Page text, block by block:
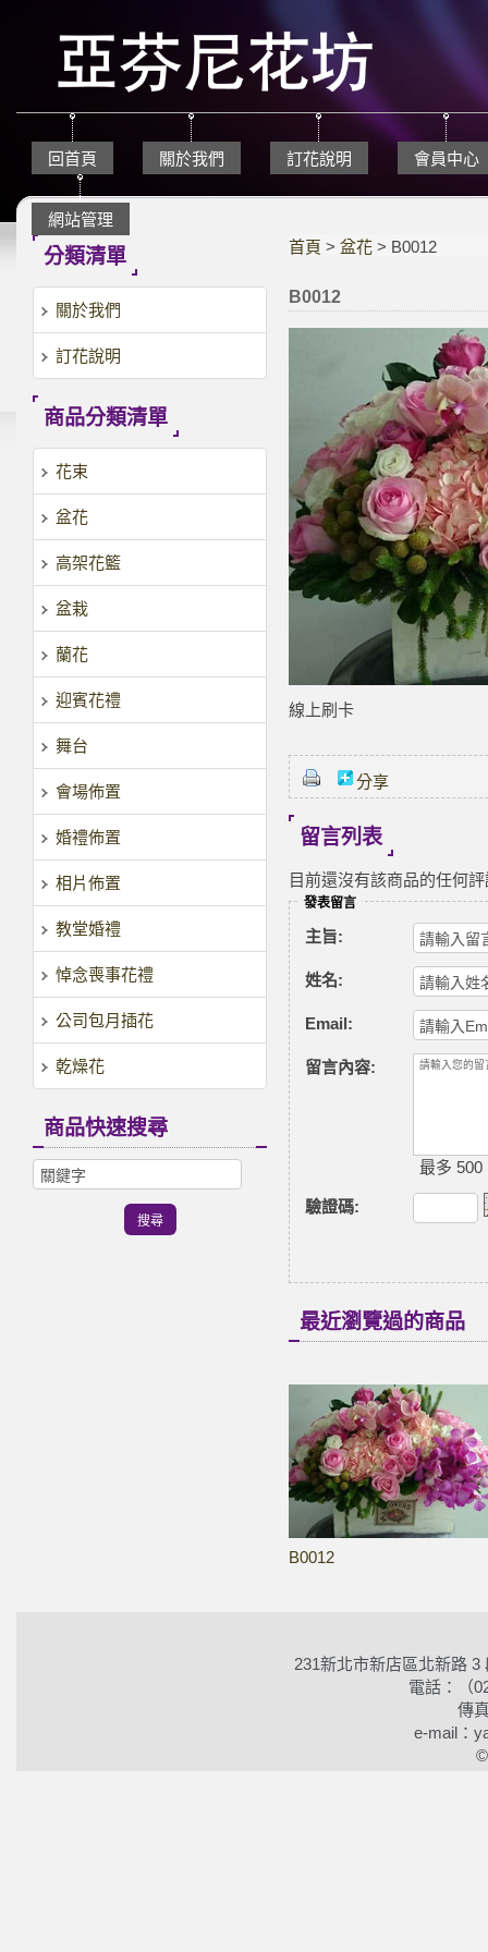
回首頁 關於我們 訂花說明 會員中心
網站管理
分類清單
關於我們
訂花說明
商品分類清單
花束
盆花
高架花籃
盆栽
蘭花
迎賓花禮
舞台
會場佈置
婚禮佈置
相片佈置
教堂婚禮
悼念喪事花禮
公司包月插花
乾燥花
商品快速搜尋
首頁 >盆花 > B0012
B0012
線上刷卡
分享
留言列表
目前還沒有該商品的任何
發表留言
主旨:
姓名:
Email:
留言內容:
最多 500
驗證碼:
最近瀏覽過的商品
B0012
231新北市新店區北新路
電話：（
傳
e-mail：